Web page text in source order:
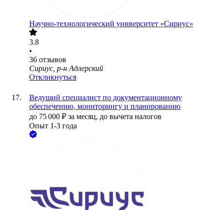
Научно-технологический университет «Сириус»
3.8
•
36 отзывов
Сириус, р-н Адлерский
Откликнуться
Ведущий специалист по документационному
обеспечению, мониторингу и планированию
до 75 000 ₽ за месяц, до вычета налогов
Опыт 1-3 года